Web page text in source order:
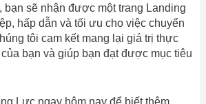
bạn sẽ nhận được một trang Landing
hấp dẫn và tối ưu cho việc chuyển
tôi cam kết mang lại giá trị thực
bạn và giúp bạn đạt được mục tiêu
Lực ngay hôm nay để biết thêm